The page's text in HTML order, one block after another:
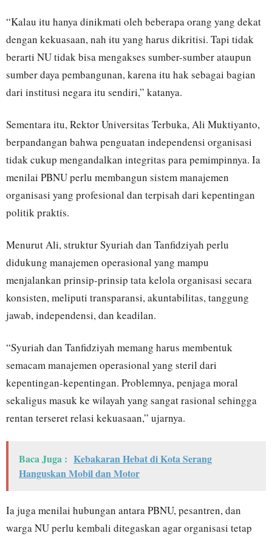
“Kalau itu hanya dinikmati oleh beberapa orang yang dekat
dengan kekuasaan, nah itu yang harus dikritisi. Tapi tidak
berarti NU tidak bisa mengakses sumber-sumber ataupun
sumber daya pembangunan, karena itu hak sebagai bagian
dari institusi negara itu sendiri,” katanya.
Sementara itu, Rektor Universitas Terbuka, Ali Muktiyanto,
berpandangan bahwa penguatan independensi organisasi
tidak cukup mengandalkan integritas para pemimpinnya. Ia
menilai PBNU perlu membangun sistem manajemen
organisasi yang profesional dan terpisah dari kepentingan
politik praktis.
Menurut Ali, struktur Syuriah dan Tanfidziyah perlu
didukung manajemen operasional yang mampu
menjalankan prinsip-prinsip tata kelola organisasi secara
konsisten, meliputi transparansi, akuntabilitas, tanggung
jawab, independensi, dan keadilan.
“Syuriah dan Tanfidziyah memang harus membentuk
semacam manajemen operasional yang steril dari
kepentingan-kepentingan. Problemnya, penjaga moral
sekaligus masuk ke wilayah yang sangat rasional sehingga
rentan terseret relasi kekuasaan,” ujarnya.
Baca Juga : Kebakaran Hebat di Kota Serang
Hanguskan Mobil dan Motor
Ia juga menilai hubungan antara PBNU, pesantren, dan
warga NU perlu kembali ditegaskan agar organisasi tetap